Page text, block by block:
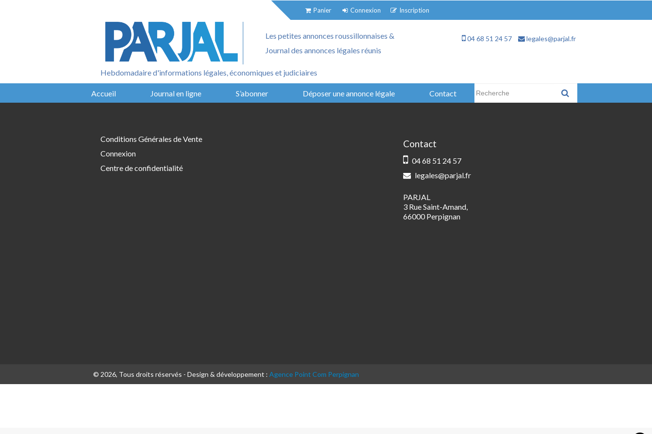
Panier Connexion Inscription
Les petites annonces roussillonnaises &
Journal des annonces légales réunis
04 68 51 24 57 legales@parjal.fr
Hebdomadaire d'informations légales, économiques et judiciaires
Accueil Journal en ligne S’abonner Déposer une annonce légale Contact
Conditions Générales de Vente
Connexion
Centre de confidentialité
Contact
04 68 51 24 57
legales@parjal.fr
PARJAL
3 Rue Saint-Amand,
66000 Perpignan
© 2026, Tous droits réservés - Design & développement : Agence Point Com Perpignan